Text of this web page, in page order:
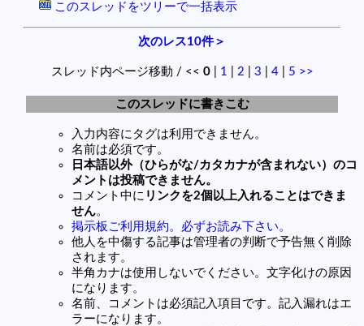
このスレッドをツリーで一括表示
次のレス10件＞
スレッド内ページ移動 / << 0| 1 2 3 4| 5 >>
このスレッドに書きこむ
入力内容にタグは利用できません。
名前は必須です。
日本語以外（ひらがな/カタカナが含まれない）のコ
メントは投稿できません。
コメント中に リンクを2個以上入れることはできま
せん。
掲示板ご利用規約。必ずお読み下さい。
他人を中傷する記事は管理者の判断で予告無く削除
されます。
半角カナは使用しないでください。文字化けの原因
になります。
名前、コメントは必須記入項目です。記入漏れはエ
ラーになります。